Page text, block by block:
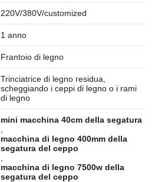
220V/380V/customized
1 anno
Frantoio di legno
Trinciatrice di legno residua,
scheggiando i ceppi di legno o i rami
di legno
mini macchina 40cm della segatura
macchina di legno 400mm della
segatura del ceppo
macchina di legno 7500w della
segatura del ceppo